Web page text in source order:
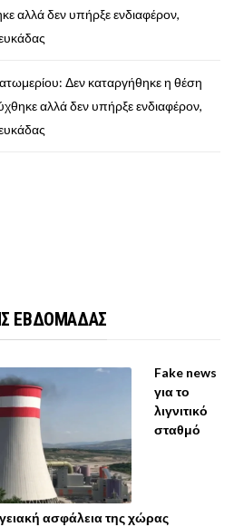
αλλά δεν υπήρξε ενδιαφέρον,
Δεν καταργήθηκε η θέση
αλλά δεν υπήρξε ενδιαφέρον,
ΕΒΔΟΜΑΔΑΣ
Fake news
για το
λιγνιτικό
σταθμό
ασφάλεια της χώρας